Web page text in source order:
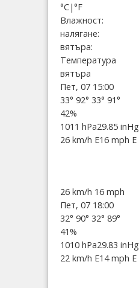
°C|°F
Влажност:
налягане:
вятъра:
Температура
вятъра
Пет, 07 15:00
33° 92° 33° 91°
42%
1011 hPa29.85 inHg
26 km/h E16 mph E
26 km/h 16 mph
Пет, 07 18:00
32° 90° 32° 89°
41%
1010 hPa29.83 inHg
22 km/h E14 mph E